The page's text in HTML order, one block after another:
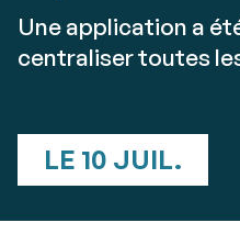
Une application a
centraliser toutes
LE 10 JUIL.